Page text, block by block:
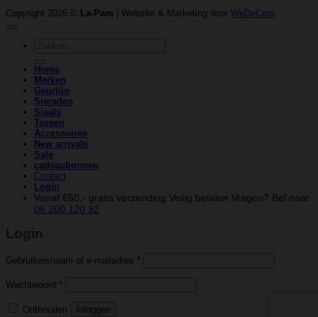
Copyright 2026 © La-Pam | Website & Marketing door WeDeCom
Home
Merken
Geurlijn
Sieraden
Sjaals
Tassen
Accessoires
New arrivals
Sale
cadeaubonnen
Contact
Login
Vanaf €50,- gratis verzending Veilig betalen Vragen? Bel naar
06 200 120 92
Login
Gebruikersnaam of e-mailadres *
Wachtwoord *
Onthouden Inloggen